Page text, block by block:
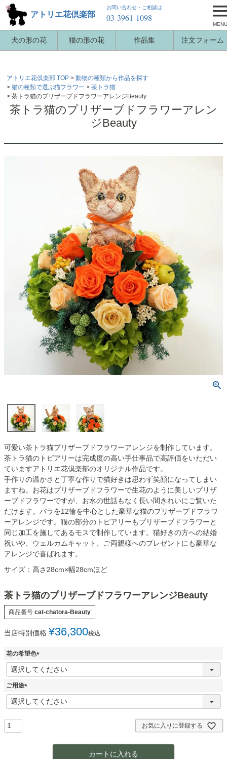
犬の形の花 猫の形の花 作品集 注文フォーム
アトリエ花倶楽部
お問い合わせ・ご相談は
03-3961-1098
MENU
アトリエ花倶楽部 TOP
動物の種類から作品を探す
猫の種類で選ぶ猫フラワー
茶トラ猫
茶トラ猫のプリザーブドフラワーアレンジBeauty
茶トラ猫のプリザーブドフラワーアレン
ジBeauty
可愛い茶トラ猫プリザーブドフラワーアレンジを制作しています。
茶トラ猫のトピアリーは完成度の高い手仕事品で高評価をいただい
ていますアトリエ花倶楽部のオリジナル作品です。
手作りの温かさと丁寧な作りで猫好きは思わず笑顔になってしまい
ますね。お花はプリザーブドフラワーで生花のように美しいプリザ
ーブドフラワーですが、お水の世話もなく長い間きれいにご覧いた
だけます。バラを12輪を中心とした豪華な猫のプリザーブドフラワ
ーアレンジです。猫の部分のトピアリーもプリザーブドフラワーと
同じ加工を施してあるモスで制作しています。猫好きの方への結婚
祝いや、ウェルカムキャット、ご両親様へのプレゼントにも豪華な
アレンジで喜ばれます。
サイズ：高さ28cm×幅28cmほど
茶トラ猫のプリザーブドフラワーアレンジBeauty
商品番号 cat-chatora-Beauty
当店特別価格 ¥36,300税込
花の希望色
(
必
ご用途
(
必
お気に入りに登録する
カートに入れる